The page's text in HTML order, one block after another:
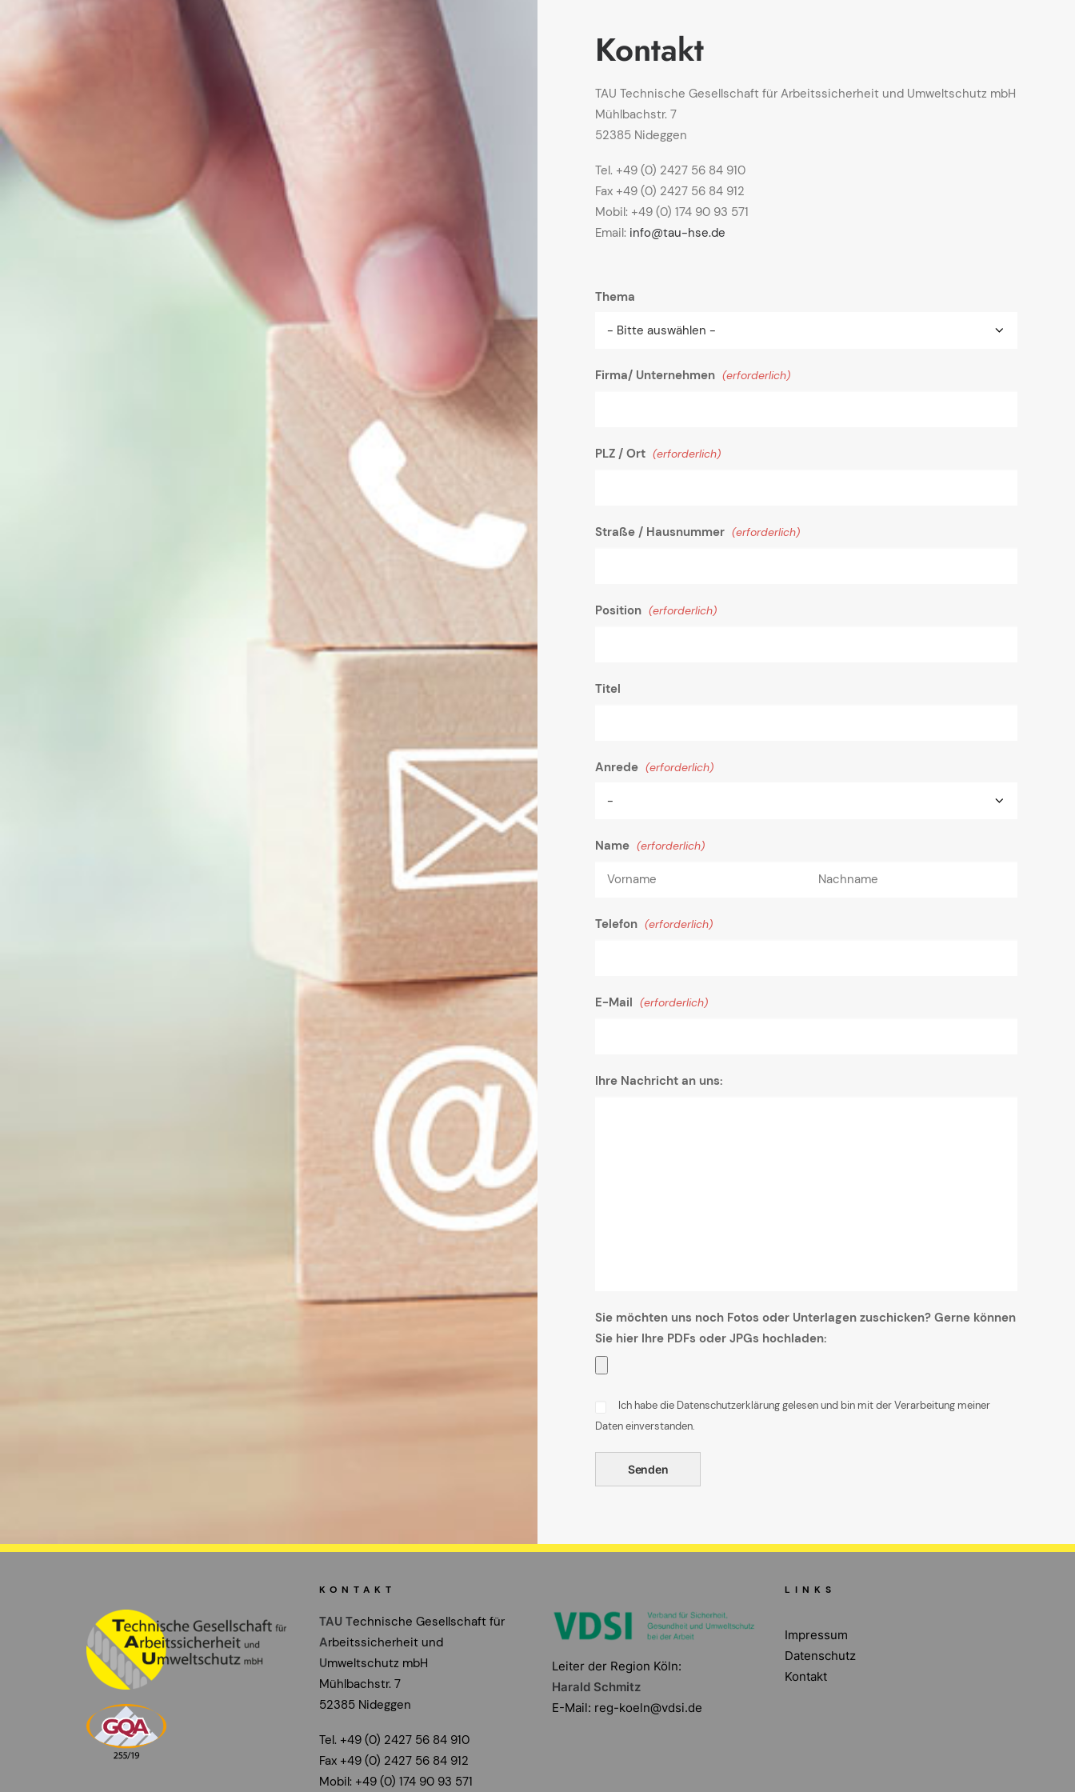
Kontakt
TAU Technische Gesellschaft für Arbeitssicherheit und Umweltschutz mbH
Mühlbachstr. 7
52385 Nideggen
Tel. +49 (0) 2427 56 84 910
Fax +49 (0) 2427 56 84 912
Mobil: +49 (0) 174 90 93 571
Email: info@tau-hse.de
Thema
Firma/ Unternehmen (erforderlich)
PLZ / Ort (erforderlich)
Straße / Hausnummer (erforderlich)
Position (erforderlich)
Titel
Anrede (erforderlich)
Name (erforderlich)
Telefon (erforderlich)
E-Mail (erforderlich)
Ihre Nachricht an uns:
Sie möchten uns noch Fotos oder Unterlagen zuschicken? Gerne können
Sie hier Ihre PDFs oder JPGs hochladen:
Ich habe die Datenschutzerklärung gelesen und bin mit der Verarbeitung meiner
Daten einverstanden.
KONTAKT
TAU Technische Gesellschaft für
Arbeitssicherheit und
Umweltschutz mbH
Mühlbachstr. 7
52385 Nideggen
Tel. +49 (0) 2427 56 84 910
Fax +49 (0) 2427 56 84 912
Mobil: +49 (0) 174 90 93 571
Leiter der Region Köln:
Harald Schmitz
E-Mail: reg-koeln@vdsi.de
LINKS
Impressum
Datenschutz
Kontakt